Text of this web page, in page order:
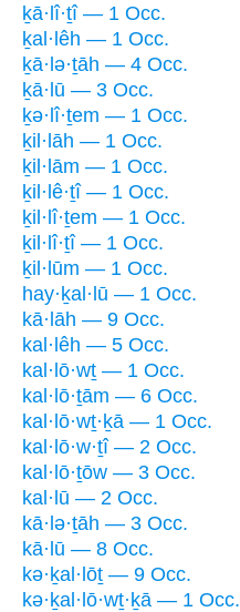
ḵā·lî·ṯî — 1 Occ.
ḵal·lêh — 1 Occ.
ḵā·lə·ṯāh — 4 Occ.
ḵā·lū — 3 Occ.
ḵə·lî·ṯem — 1 Occ.
ḵil·lāh — 1 Occ.
ḵil·lām — 1 Occ.
ḵil·lê·ṯî — 1 Occ.
ḵil·lî·ṯem — 1 Occ.
ḵil·lî·ṯî — 1 Occ.
ḵil·lūm — 1 Occ.
hay·ḵal·lū — 1 Occ.
kā·lāh — 9 Occ.
kal·lêh — 5 Occ.
kal·lō·wṯ — 1 Occ.
kal·lō·ṯām — 6 Occ.
kal·lō·wṯ·ḵā — 1 Occ.
kal·lō·w·ṯî — 2 Occ.
kal·lō·ṯōw — 3 Occ.
kal·lū — 2 Occ.
kā·lə·ṯāh — 3 Occ.
kā·lū — 8 Occ.
kə·ḵal·lōṯ — 9 Occ.
kə·ḵal·lō·wṯ·ḵā — 1 Occ.